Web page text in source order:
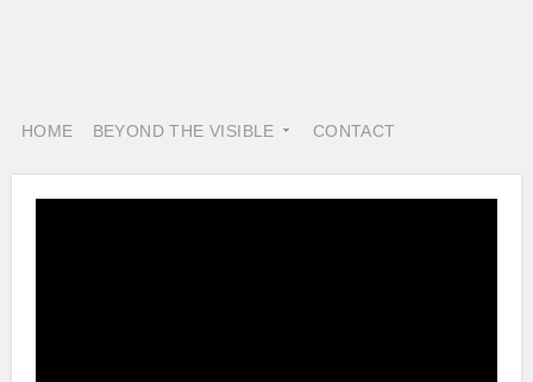
HOME BEYOND THE VISIBLE CONTACT